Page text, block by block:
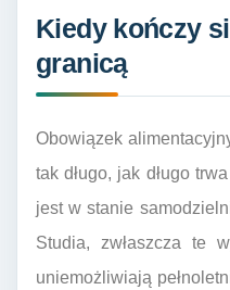
Kiedy kończy
granicą
Obowiązek
tak długo, jak długo
jest w stanie
Studia, zwłaszcza te
uniemożliwiają